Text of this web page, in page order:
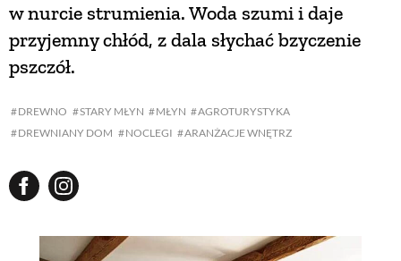
DREWNO STARY MŁYN MŁYN
AGROTURYSTYKA
DREWNIANY DOM
NOCLEGI ARANŻACJE WNĘTRZ
w nurcie strumienia. Woda szumi i daje
przyjemny chłód, z dala słychać bzyczenie
pszczół.